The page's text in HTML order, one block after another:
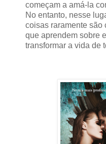
começam a amá-la
No entanto, nesse
coisas raramente são
que aprendem sobre
transformar a vida de